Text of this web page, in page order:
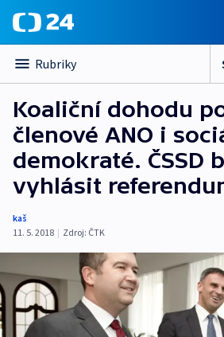
Rubriky
Koaliční dohodu
členové ANO i
demokraté. ČSSD
vyhlásit
kaš
11. 5. 2018 | Zdroj: ČTK